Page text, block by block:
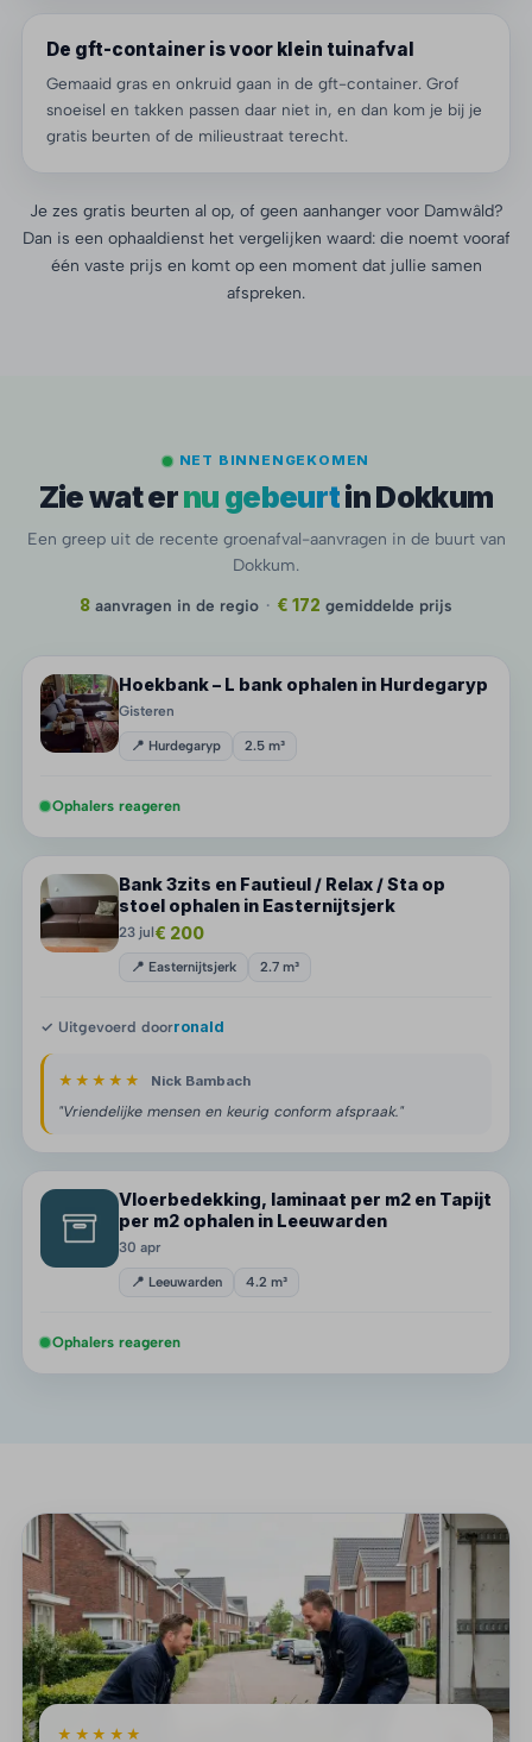
De gft-container is voor klein tuinafval
Gemaaid gras en onkruid gaan in de gft-container. Grof
snoeisel en takken passen daar niet in, en dan kom je bij je
gratis beurten of de milieustraat terecht.
Je zes gratis beurten al op, of geen aanhanger voor Damwâld?
Dan is een ophaaldienst het vergelijken waard: die noemt vooraf
één vaste prijs en komt op een moment dat jullie samen
afspreken.
NET BINNENGEKOMEN
Zie wat ernu gebeurtin Dokkum
Een greep uit de recente groenafval-aanvragen in de buurt van
Dokkum.
8 aanvragen in de regio · € 172 gemiddelde prijs
Hoekbank – L bank ophalen in Hurdegaryp
Gisteren
📍 Hurdegaryp 2.5 m³
Ophalers reageren
Bank 3zits en Fautieul / Relax / Sta op
stoel ophalen in Easternijtsjerk
23 jul€ 200
📍 Easternijtsjerk 2.7 m³
✓ Uitgevoerd doorronald
★★★★★ Nick Bambach
"Vriendelijke mensen en keurig conform afspraak."
Vloerbedekking, laminaat per m2 en Tapijt
per m2 ophalen in Leeuwarden
30 apr
📍 Leeuwarden 4.2 m³
Ophalers reageren
★★★★★